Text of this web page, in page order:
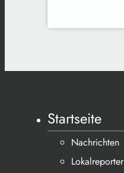
Startseite
Nachrichten
Lokalreporter